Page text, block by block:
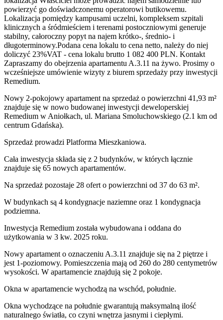
powierzyć go doświadczonemu operatorowi butikowemu.
Lokalizacja pomiędzy kampusami uczelni, kompleksem szpitali
klinicznych a śródmieściem i terenami postoczniowymi generuje
stabilny, całoroczny popyt na najem krótko-, średnio- i
długoterminowy.Podana cena lokalu to cena netto, należy do niej
doliczyć 23%VAT - cena lokalu brutto 1 082 400 PLN. Kontakt
Zapraszamy do obejrzenia apartamentu A.3.11 na żywo. Prosimy o
wcześniejsze umówienie wizyty z biurem sprzedaży przy inwestycji
Remedium.
Nowy 2-pokojowy apartament na sprzedaż o powierzchni 41,93 m²
znajduje się w nowo budowanej inwestycji deweloperskiej
Remedium w Aniołkach, ul. Mariana Smoluchowskiego (2.1 km od
centrum Gdańska).
Sprzedaż prowadzi Platforma Mieszkaniowa.
Cała inwestycja składa się z 2 budynków, w których łącznie
znajduje się 65 nowych apartamentów.
Na sprzedaż pozostaje 28 ofert o powierzchni od 37 do 63 m².
W budynkach są 4 kondygnacje naziemne oraz 1 kondygnacja
podziemna.
Inwestycja Remedium została wybudowana i oddana do
użytkowania w 3 kw. 2025 roku.
Nowy apartament o oznaczeniu A.3.11 znajduje się na 2 piętrze i
jest 1-poziomowy. Pomieszczenia mają od 260 do 280 centymetrów
wysokości. W apartamencie znajdują się 2 pokoje.
Okna w apartamencie wychodzą na wschód, południe.
Okna wychodzące na południe gwarantują maksymalną ilość
naturalnego światła, co czyni wnętrza jasnymi i ciepłymi.